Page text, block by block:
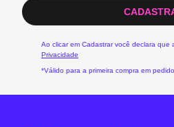
Ao clicar em Cadastrar você declara que
Privacidade
*Válido para a primeira compra em